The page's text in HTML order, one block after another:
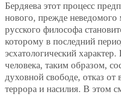
Бердяева этот процесс
нового, прежде неведомого
русского философа
которому в последний
эсхатологический
человека, таким образом,
духовной свободе, отказ от
террора и насилия. В этом